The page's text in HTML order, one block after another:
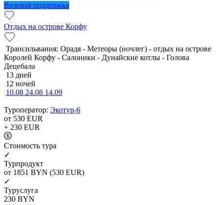
Визовая поддержка
Отдых на острове Корфу
Трансильвания: Орадя - Метеоры (ночлег) - отдых на острове
Королей Корфу - Салоники - Дунайские котлы - Голова
Децебала
13 дней
12 ночей
10.08 24.08 14.09
Туроператор: Экотур-6
от 530 EUR
+ 230 EUR
Cтоимость тура
✓
Турпродукт
от 1851 BYN (530 EUR)
✓
Туруслуга
230 BYN